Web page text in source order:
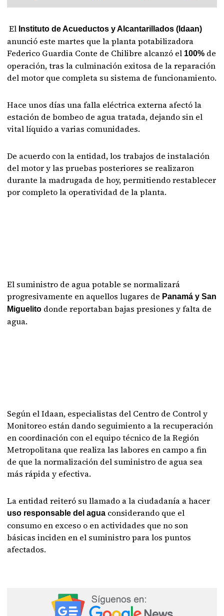
El Instituto de Acueductos y Alcantarillados (Idaan)
anunció este martes que la planta potabilizadora
Federico Guardia Conte de Chilibre alcanzó el 100% de
operación, tras la culminación exitosa de la reparación
del motor que completa su sistema de funcionamiento.
Hace unos días una falla eléctrica externa afectó la
estación de bombeo de agua tratada, dejando sin el
vital líquido a varias comunidades.
De acuerdo con la entidad, los trabajos de instalación
del motor y las pruebas posteriores se realizaron
durante la madrugada de hoy, permitiendo restablecer
por completo la operatividad de la planta.
El suministro de agua potable se normalizará
progresivamente en aquellos lugares de Panamá y San
Miguelito donde reportaban bajas presiones y falta de
agua.
Según el Idaan, especialistas del Centro de Control y
Monitoreo están dando seguimiento a la recuperación
en coordinación con el equipo técnico de la Región
Metropolitana que realiza las labores en campo a fin
de que la normalización del suministro de agua sea
más rápida y efectiva.
La entidad reiteró su llamado a la ciudadanía a hacer
uso responsable del agua considerando que el
consumo en exceso o en actividades que no son
básicas inciden en el suministro para los puntos
afectados.